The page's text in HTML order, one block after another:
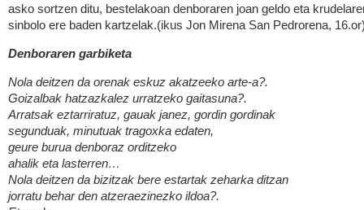
asko sortzen ditu, bestelakoan denboraren joan geldo eta
sinbolo ere baden kartzelak.(ikus Jon Mirena San Pedrorena,
Denboraren garbiketa
Nola deitzen da orenak eskuz akatzeeko arte-a?.
Goizalbak hatzazkalez urratzeko gaitasuna?.
Arratsak eztarriratuz, gauak janez, gordin gordinak
segunduak, minutuak tragoxka edaten,
geure burua denboraz orditzeko
ahalik eta lasterren…
Nola deitzen da bizitzak bere estartak zeharka ditzan
jorratu behar den atzeraezinezko ildoa?.